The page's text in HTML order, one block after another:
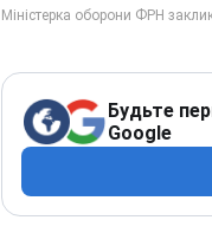
Будьте
Google